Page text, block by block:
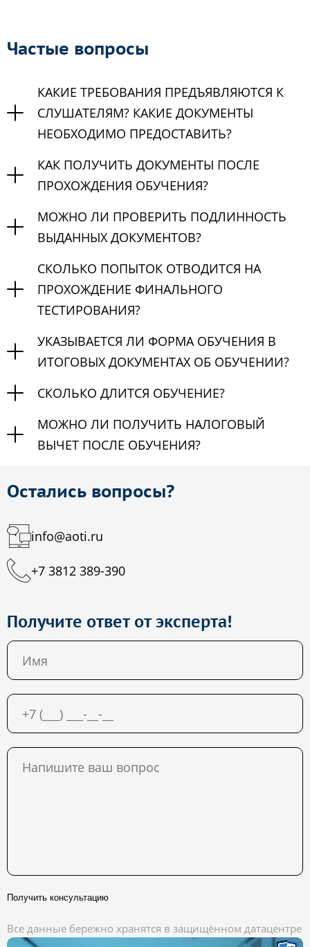
Частые вопросы
КАКИЕ ТРЕБОВАНИЯ ПРЕДЪЯВЛЯЮТСЯ К
СЛУШАТЕЛЯМ? КАКИЕ ДОКУМЕНТЫ
НЕОБХОДИМО ПРЕДОСТАВИТЬ?
КАК ПОЛУЧИТЬ ДОКУМЕНТЫ ПОСЛЕ
ПРОХОЖДЕНИЯ ОБУЧЕНИЯ?
МОЖНО ЛИ ПРОВЕРИТЬ ПОДЛИННОСТЬ
ВЫДАННЫХ ДОКУМЕНТОВ?
СКОЛЬКО ПОПЫТОК ОТВОДИТСЯ НА
ПРОХОЖДЕНИЕ ФИНАЛЬНОГО
ТЕСТИРОВАНИЯ?
УКАЗЫВАЕТСЯ ЛИ ФОРМА ОБУЧЕНИЯ В
ИТОГОВЫХ ДОКУМЕНТАХ ОБ ОБУЧЕНИИ?
СКОЛЬКО ДЛИТСЯ ОБУЧЕНИЕ?
МОЖНО ЛИ ПОЛУЧИТЬ НАЛОГОВЫЙ
ВЫЧЕТ ПОСЛЕ ОБУЧЕНИЯ?
Остались вопросы?
info@aoti.ru
+7 3812 389-390
Получите ответ от эксперта!
Получить консультацию
Все данные бережно хранятся в защищённом датацентре